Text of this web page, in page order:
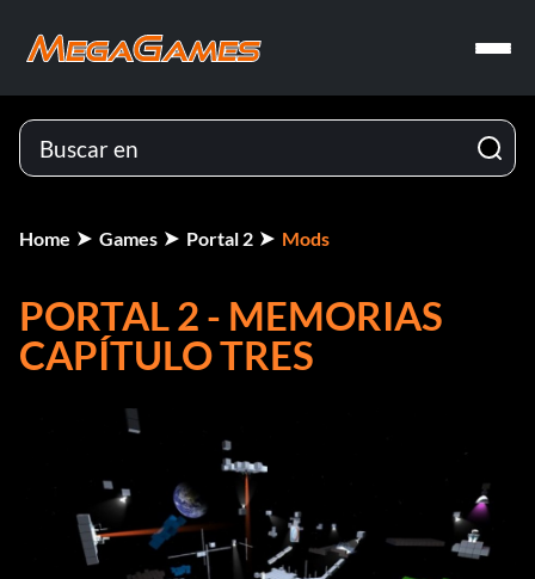
Home Games Portal 2 Mods
PORTAL 2 - MEMORIAS
CAPÍTULO TRES